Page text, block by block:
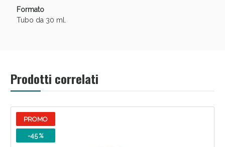
Formato
Tubo da 30 ml.
Prodotti correlati
PROMO
-45 %
Benessere Intestinale: Sconto fino al 55% valido